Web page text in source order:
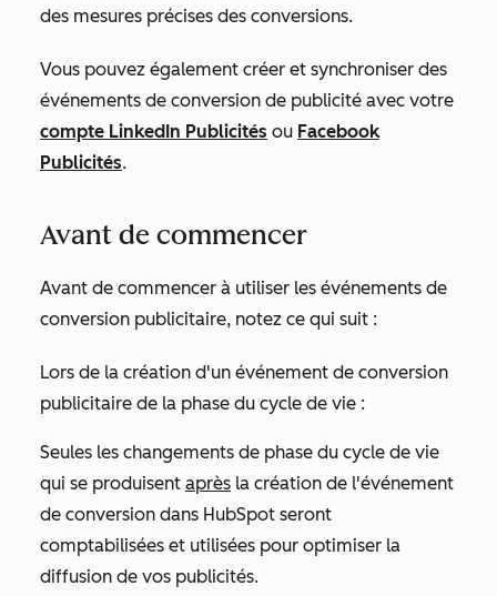
des mesures précises des conversions.
Vous pouvez également créer et synchroniser des
événements de conversion de publicité avec votre
compte LinkedIn Publicités ou Facebook
Publicités.
Avant de commencer
Avant de commencer à utiliser les événements de
conversion publicitaire, notez ce qui suit :
Lors de la création d'un événement de conversion
publicitaire de la phase du cycle de vie :
Seules les changements de phase du cycle de vie
qui se produisent après la création de l'événement
de conversion dans HubSpot seront
comptabilisées et utilisées pour optimiser la
diffusion de vos publicités.